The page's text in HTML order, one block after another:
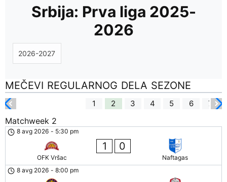
Srbija: Prva liga 2025-
2026
MEČEVI REGULARNOG DELA SEZONE
1 2 3 4 5 6 7
Matchweek 2
8 avg 2026 - 5:30 pm
OFK Vršac
1 0
Naftagas
8 avg 2026 - 8:00 pm